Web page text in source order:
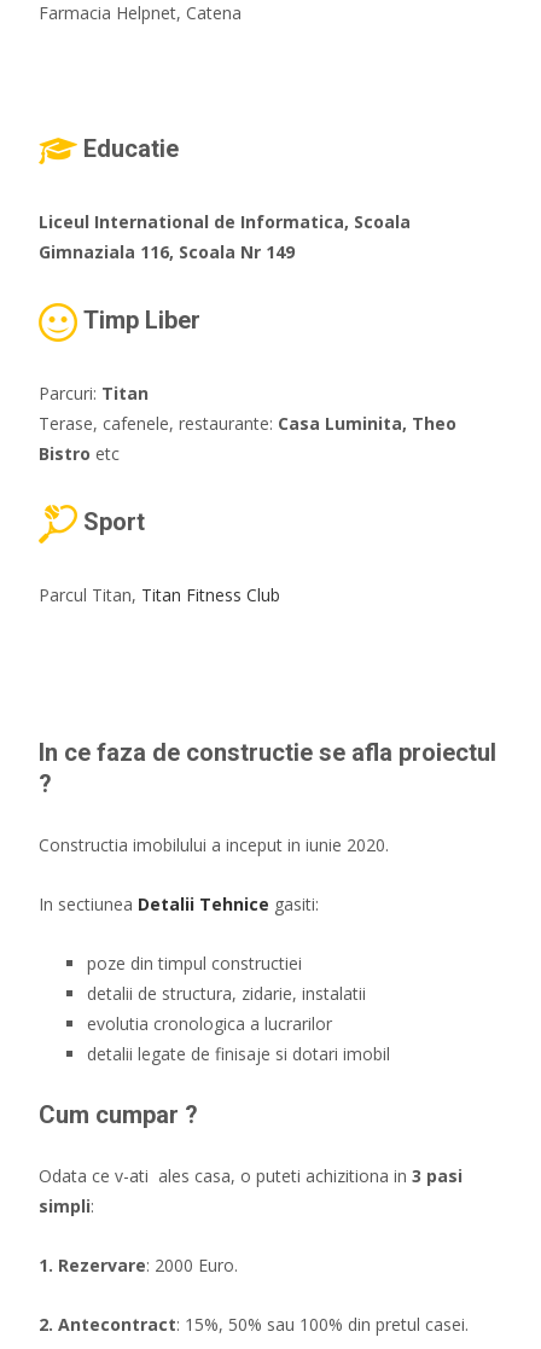
Farmacia Helpnet, Catena
Educatie
Liceul International de Informatica, Scoala
Gimnaziala 116, Scoala Nr 149
Timp Liber
Parcuri: Titan
Terase, cafenele, restaurante: Casa Luminita, Theo
Bistro etc
Sport
Parcul Titan, Titan Fitness Club
In ce faza de constructie se afla proiectul
?
Constructia imobilului a inceput in iunie 2020.
In sectiunea Detalii Tehnice gasiti:
poze din timpul constructiei
detalii de structura, zidarie, instalatii
evolutia cronologica a lucrarilor
detalii legate de finisaje si dotari imobil
Cum cumpar ?
Odata ce v-ati ales casa, o puteti achizitiona in 3 pasi
simpli:
1. Rezervare: 2000 Euro.
2. Antecontract: 15%, 50% sau 100% din pretul casei.